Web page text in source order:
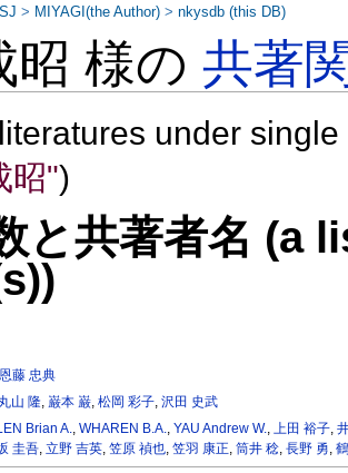
昭 様の共著
under
昭")
と共著者名 (a
恩藤 忠典
丸山 隆, 巌本 巌,松岡 彩子,沢田 史武
Brian A.,WHAREN B.A.,YAU Andrew W.,上田 裕子,
圭吾, 立野 吉英, 笠原 禎也, 笠羽 康正, 筒井 稔, 長野 勇,
> MIYAGI(the Author) >nkysdb (this DB)